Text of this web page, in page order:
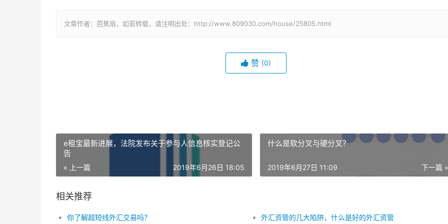
文章作者：芭蕉扇，如若转载，请注明出处：http://www.809030.com/house/25805.html
赞 (0)
e租宝最新进展，法院发布关于参与人信息核实登记公
告
« 上一篇 2019年6月26日 18:05
什么是软分叉与硬分叉？
下一篇 »
2019年6月27日 11:09
相关推荐
你了解超短线外汇交易吗？ 外汇资管的几大陷阱，什么是好的外汇资管